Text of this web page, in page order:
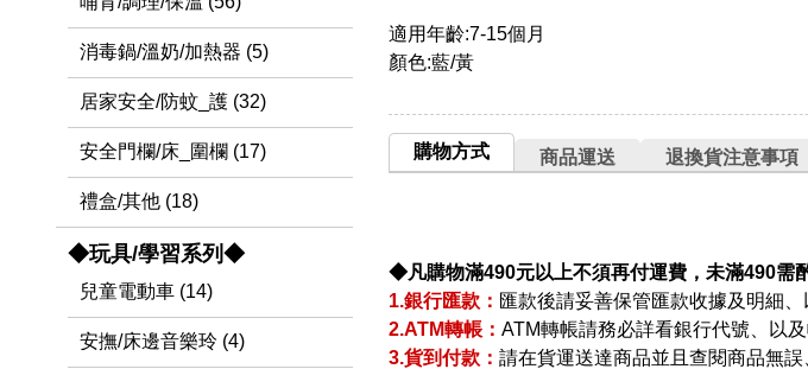
適用年齡:7-15個月
顏色:藍/黃
購物方式 商品運送 退換貨注意事項
◆凡購物滿490元以上不須再付運費，未滿490需
1.銀行匯款： 匯款後請妥善保管匯款收據及明細、
2.ATM轉帳： ATM轉帳請務必詳看銀行代號、以及
3.貨到付款： 請在貨運送達商品並且查閱商品無
消毒鍋/溫奶/加熱器 (5)
居家安全/防蚊_護 (32)
安全門欄/床_圍欄 (17)
禮盒/其他 (18)
◆玩具/學習系列◆
兒童電動車 (14)
安撫/床邊音樂玲 (4)